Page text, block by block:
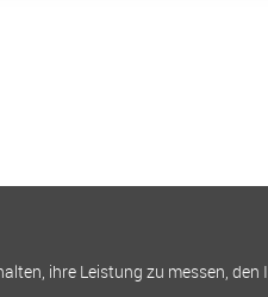
ihre Leistung zu messen,